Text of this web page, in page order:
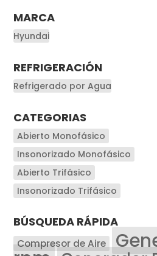
MARCA
Hyundai
REFRIGERACIÓN
Refrigerado por Agua
CATEGORIAS
Abierto Monofásico
Insonorizado Monofásico
Abierto Trifásico
Insonorizado Trifásico
BÚSQUEDA RÁPIDA
Compresor de Aire